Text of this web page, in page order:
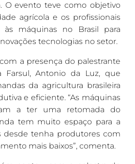
O evento teve como objetivo
agrícola e os profissionais
às máquinas no Brasil para
tecnologias no setor.
a presença do palestrante
Farsul, Antonio da Luz, que
da agricultura brasileira
e eficiente. “As máquinas
a ter uma retomada do
tem muito espaço para a
desde tenha produtores com
mais baixos”, comenta.